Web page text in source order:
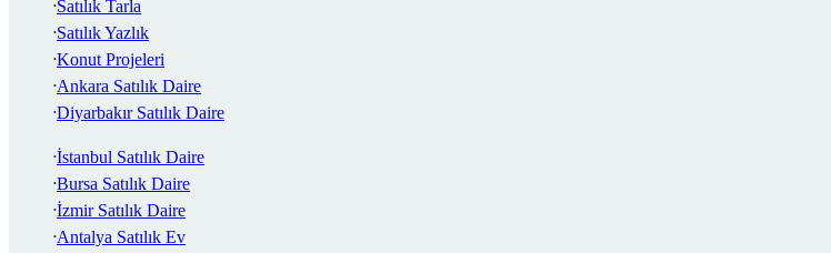
Satılık Tarla
Satılık Yazlık
Konut Projeleri
Ankara Satılık Daire
Diyarbakır Satılık Daire
İstanbul Satılık Daire
Bursa Satılık Daire
İzmir Satılık Daire
Antalya Satılık Ev